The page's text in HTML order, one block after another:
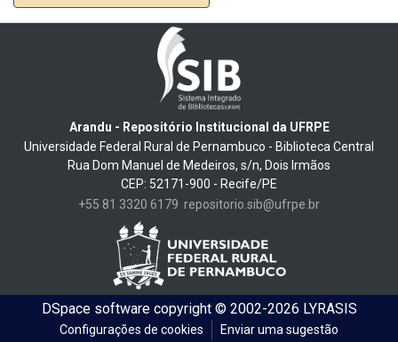
Arandu - Repositório Institucional da UFRPE
Universidade Federal Rural de Pernambuco - Biblioteca Central
Rua Dom Manuel de Medeiros, s/n, Dois Irmãos
CEP: 52171-900 - Recife/PE
+55 81 3320 6179 repositorio.sib@ufrpe.br
DSpace softwarecopyright © 2002-2026 LYRASIS
Configurações de cookies Enviar uma sugestão